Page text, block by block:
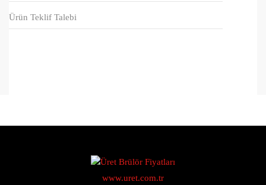
Ürün Teklif Talebi
www.uret.com.tr